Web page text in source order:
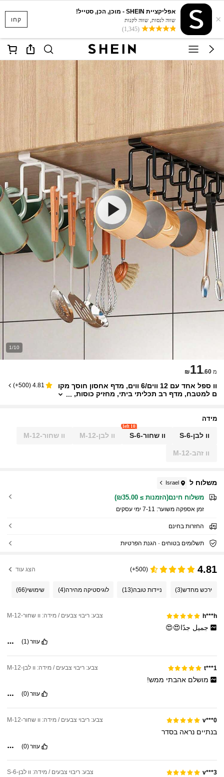
קחו ×
אפליקציית SHEIN - מוכן, הכן, סטייל!
שווה לנסות, שווה לקנות
(1,345)
1/10
מ ₪11.60
וו ספל אחד עם 12 ווים/6 ווים, מדף אחסון חוסך מקו
ם למטבח, מדף רב תכליתי ביתי, מחזיק כוסות,
4.81
(
500+
)
מידה
וו לבן-S-6 וו שחור-S-6
10 left
וו לבן-M-12 וו שחור-M-12
וו זהב-M-12
משלוח ל Israel
משלוח חינם(הזמנות ≥ ₪35.00)
זמן אספקה ​​משוער: 7-11 ימי עסקים
החזרות בחינם
תשלומים בטוחים · הגנת הפרטיות
4.81
(500+) הצג עוד
ירכש מחדש(3) ניידות טובה(13) לוגיסטיקה מהירה(4) שימושי(66)
h***h צבע: ריבוי צבעים / מידה: וו שחור-M-12
جميل جدًا😍😍
עוזר(1)
t***1 צבע: ריבוי צבעים / מידה: וו לבן-M-12
מושלם אהבתי ממש!
עוזר(0)
v***0 צבע: ריבוי צבעים / מידה: וו שחור-M-12
בנתייםנראהבסדר
עוזר(0)
v***3 צבע: ריבוי צבעים / מידה: וו לבן-S-6